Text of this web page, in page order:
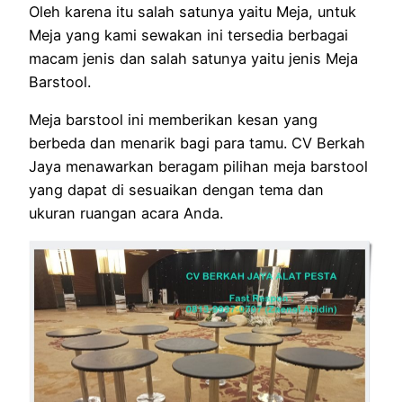
Oleh karena itu salah satunya yaitu Meja, untuk
Meja yang kami sewakan ini tersedia berbagai
macam jenis dan salah satunya yaitu jenis Meja
Barstool.
Meja barstool ini memberikan kesan yang
berbeda dan menarik bagi para tamu. CV Berkah
Jaya menawarkan beragam pilihan meja barstool
yang dapat di sesuaikan dengan tema dan
ukuran ruangan acara Anda.